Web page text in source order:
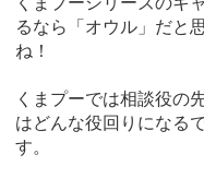
るなら「オウル」だと
ね！
くまプーでは相談役の
はどんな役回りになる
す。